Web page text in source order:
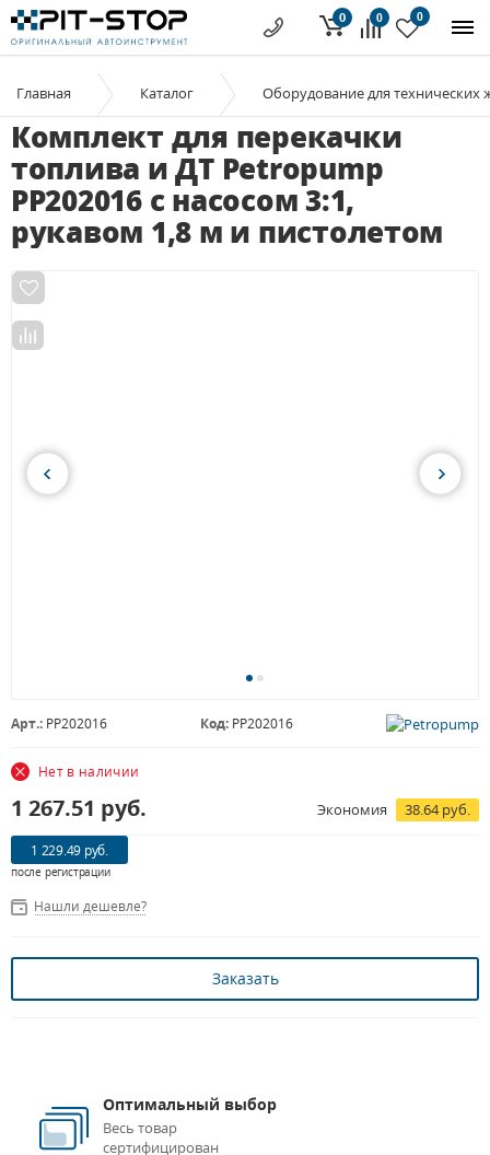
0 0
0
Главная Каталог Оборудование для технических
Комплект для перекачки
топлива и ДТ Petropump
PP202016 с насосом 3:1,
рукавом 1,8 м и пистолетом
Арт.: PP202016 Код: PP202016
Нет в наличии
1 267.51 руб. Экономия 38.64 руб.
1 229.49 руб.
после регистрации
Нашли дешевле?
Заказать
Оптимальный выбор
Весь товар
сертифицирован